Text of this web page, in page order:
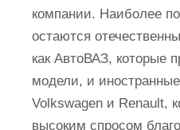
компании. Наиболее
остаются
как АвтоВАЗ, которые
модели, и
Volkswagen и Renault,
высоким спросом